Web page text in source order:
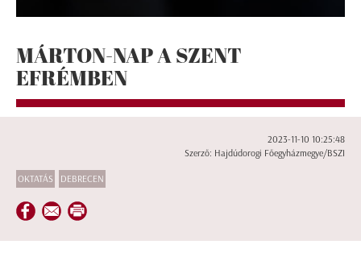
MÁRTON-NAP A SZENT
EFRÉMBEN
2023-11-10 10:25:48
Szerző: Hajdúdorogi Főegyházmegye/BSZI
OKTATÁS DEBRECEN